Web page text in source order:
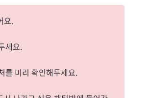
요.
세요.
를 미리 확인해두세요.